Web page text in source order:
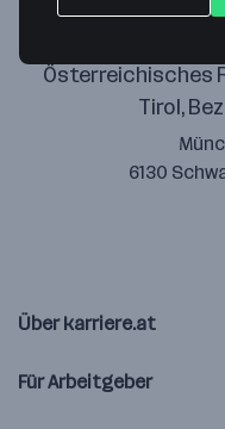
Österreichisches
Tirol,
6130
Über karriere.at
Für Arbeitgeber